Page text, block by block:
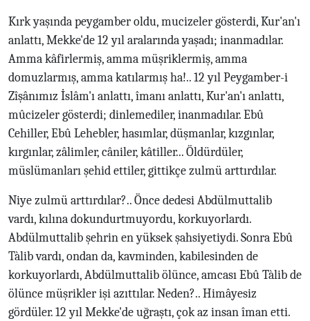
Kırk yaşında peygamber oldu, mucizeler gösterdi, Kur'an'ı
anlattı, Mekke'de 12 yıl aralarında yaşadı; inanmadılar.
Amma kâfirlermiş, amma müşriklermiş, amma
domuzlarmış, amma katılarmış ha!.. 12 yıl Peygamber-i
Zîşânımız İslâm'ı anlattı, îmanı anlattı, Kur'an'ı anlattı,
mûcizeler gösterdi; dinlemediler, inanmadılar. Ebû
Cehiller, Ebû Lehebler, hasımlar, düşmanlar, kızgınlar,
kırgınlar, zâlimler, câniler, kâtiller... Öldürdüler,
müslümanları şehid ettiler, gittikçe zulmü arttırdılar.
Niye zulmü arttırdılar?.. Önce dedesi Abdülmuttalib
vardı, kılına dokundurtmuyordu, korkuyorlardı.
Abdülmuttalib şehrin en yüksek şahsiyetiydi. Sonra Ebû
Tàlib vardı, ondan da, kavminden, kabilesinden de
korkuyorlardı, Abdülmuttalib ölünce, amcası Ebû Tàlib de
ölünce müşrikler işi azıttılar. Neden?.. Himâyesiz
gördüler. 12 yıl Mekke'de uğraştı, çok az insan îman etti.